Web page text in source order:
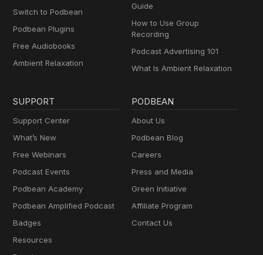
Switch to Podbean
Podbean Plugins
Free Audiobooks
Ambient Relaxation
Guide
How to Use Group
Recording
Podcast Advertising 101
What Is Ambient Relaxation
SUPPORT
Support Center
What’s New
Free Webinars
Podcast Events
Podbean Academy
Podbean Amplified Podcast
Badges
Resources
PODBEAN
About Us
Podbean Blog
Careers
Press and Media
Green Initiative
Affiliate Program
Contact Us